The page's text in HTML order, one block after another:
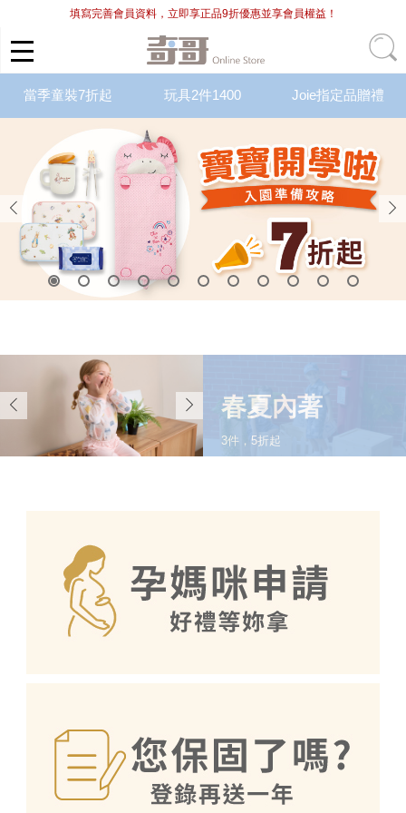
填寫完善會員資料，立即享正品9折優惠並享會員權益！
當季童裝7折起 玩具2件1400 Joie指定品贈禮
春夏內著
3件，5折起